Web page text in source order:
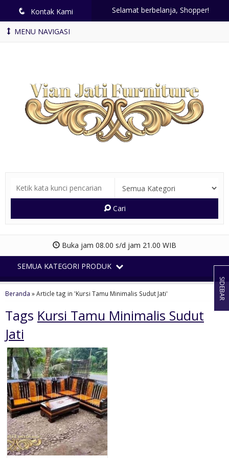
q Kontak Kami Selamat berbelanja, Shopper!
MENU NAVIGASI
Cari
Buka jam 08.00 s/d jam 21.00 WIB
SEMUA KATEGORI PRODUK
Beranda »Article tag in 'Kursi Tamu Minimalis Sudut Jati'
Tags Kursi Tamu Minimalis Sudut
Jati
SIDEBAR